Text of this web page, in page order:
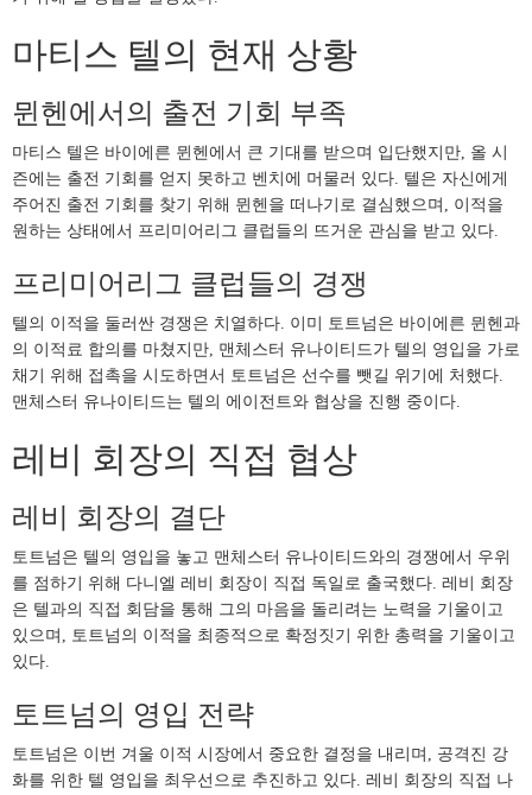
마티스 텔의 현재 상황
뮌헨에서의 출전 기회 부족
마티스 텔은 바이에른 뮌헨에서 큰 기대를 받으며 입단했지만, 올 시
즌에는 출전 기회를 얻지 못하고 벤치에 머물러 있다. 텔은 자신에게
주어진 출전 기회를 찾기 위해 뮌헨을 떠나기로 결심했으며, 이적을
원하는 상태에서 프리미어리그 클럽들의 뜨거운 관심을 받고 있다.
프리미어리그 클럽들의 경쟁
텔의 이적을 둘러싼 경쟁은 치열하다. 이미 토트넘은 바이에른 뮌헨과
의 이적료 합의를 마쳤지만, 맨체스터 유나이티드가 텔의 영입을 가로
채기 위해 접촉을 시도하면서 토트넘은 선수를 뺏길 위기에 처했다.
맨체스터 유나이티드는 텔의 에이전트와 협상을 진행 중이다.
레비 회장의 직접 협상
레비 회장의 결단
토트넘은 텔의 영입을 놓고 맨체스터 유나이티드와의 경쟁에서 우위
를 점하기 위해 다니엘 레비 회장이 직접 독일로 출국했다. 레비 회장
은 텔과의 직접 회담을 통해 그의 마음을 돌리려는 노력을 기울이고
있으며, 토트넘의 이적을 최종적으로 확정짓기 위한 총력을 기울이고
있다.
토트넘의 영입 전략
토트넘은 이번 겨울 이적 시장에서 중요한 결정을 내리며, 공격진 강
화를 위한 텔 영입을 최우선으로 추진하고 있다. 레비 회장의 직접 나